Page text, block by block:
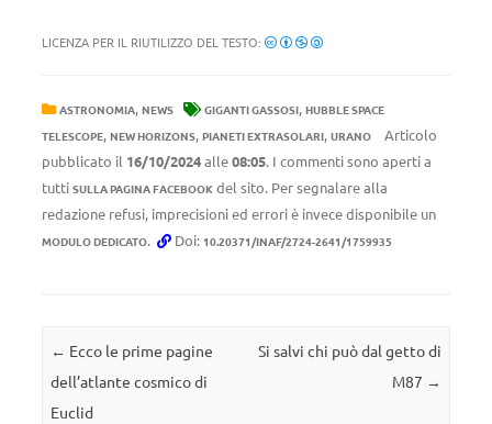
LICENZA PER IL RIUTILIZZO DEL TESTO:
ASTRONOMIA, NEWS GIGANTI GASSOSI, HUBBLE SPACE
TELESCOPE, NEW HORIZONS, PIANETI EXTRASOLARI, URANO
Articolo
pubblicato il 16/10/2024alle08:05. I commenti sono aperti a
tutti SULLA PAGINA FACEBOOK del sito. Per segnalare alla
redazione refusi, imprecisioni ed errori è invece disponibile un
MODULO DEDICATO. Doi: 10.20371/INAF/2724-2641/1759935
Navigazione articolo
← Ecco le prime pagine
dell’atlante cosmico di
Euclid
Si salvi chi può dal getto di
M87 →